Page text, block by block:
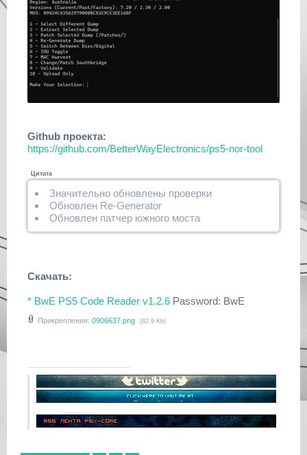
Github проекта:
https://github.com/BetterWayElectronics/ps5-nor-tool
Цитата
Значительно обновлены проверки
Обновлен Re-Generator
Обновлен патчер южного моста
Скачать:
* BwE PS5 Code Reader v1.2.6 Password: BwE
Прикрепления: 0906637.png (82.9 Kb)